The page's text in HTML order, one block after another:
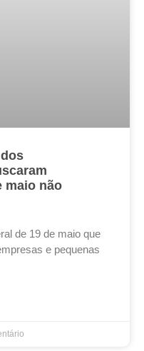
maio não
de 19 de maio que
e pequenas